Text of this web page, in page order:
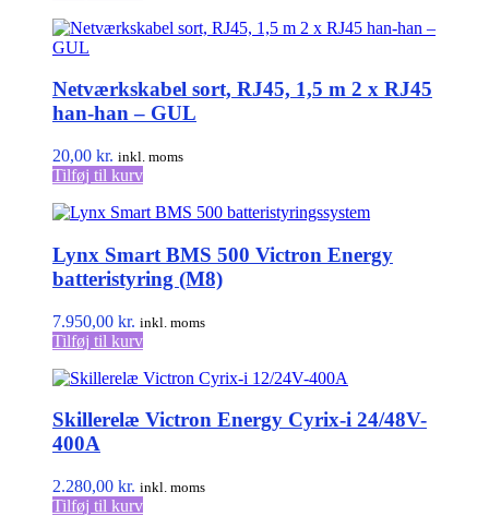
Netværkskabel sort, RJ45, 1,5 m 2 x RJ45
han-han – GUL
20,00 kr. inkl. moms
Tilføj til kurv
Lynx Smart BMS 500 Victron Energy
batteristyring (M8)
7.950,00 kr. inkl. moms
Tilføj til kurv
Skillerelæ Victron Energy Cyrix-i 24/48V-
400A
2.280,00 kr. inkl. moms
Tilføj til kurv